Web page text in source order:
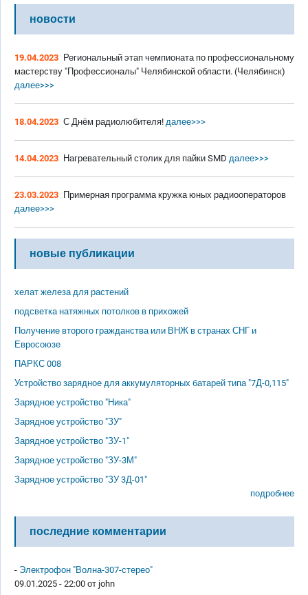
новости
19.04.2023 Региональный этап чемпионата по профессиональному
мастерству "Профессионалы" Челябинской области. (Челябинск)
далее>>>
18.04.2023 С Днём радиолюбителя! далее>>>
14.04.2023 Нагревательный столик для пайки SMD далее>>>
23.03.2023 Примерная программа кружка юных радиооператоров
далее>>>
новые публикации
хелат железа для растений
подсветка натяжных потолков в прихожей
Получение второго гражданства или ВНЖ в странах СНГ и
Евросоюзе
ПАРКС 008
Устройство зарядное для аккумуляторных батарей типа "7Д-0,115"
Зарядное устройство "Ника"
Зарядное устройство "ЗУ"
Зарядное устройство "ЗУ-1"
Зарядное устройство "ЗУ-3М"
Зарядное устройство "ЗУ 3Д-01"
подробнее
последние комментарии
- Электрофон "Волна-307-стерео"
09.01.2025 - 22:00 от john